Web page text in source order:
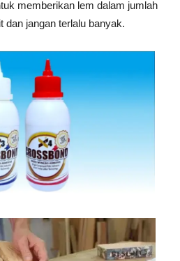
memberikan lem dalam jumlah
dan jangan terlalu banyak.